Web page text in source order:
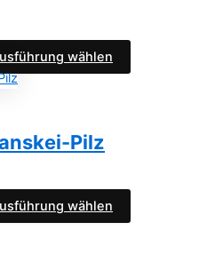
wählen
Pilz
wählen